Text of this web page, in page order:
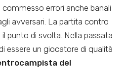
errori anche banali
avversari. La partita contro
punto di svolta. Nella passata
essere un giocatore di qualità
del